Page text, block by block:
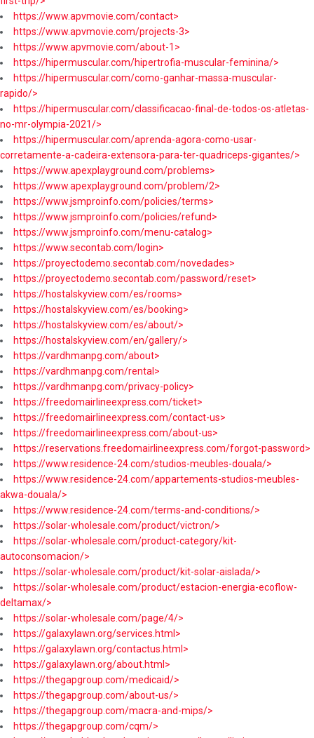
https://www.apvmovie.com/contact>
https://www.apvmovie.com/projects-3>
https://www.apvmovie.com/about-1>
https://hipermuscular.com/hipertrofia-muscular-feminina/>
https://hipermuscular.com/como-ganhar-massa-muscular-
rapido/>
https://hipermuscular.com/classificacao-final-de-todos-os-atletas-
no-mr-olympia-2021/>
https://hipermuscular.com/aprenda-agora-como-usar-
corretamente-a-cadeira-extensora-para-ter-quadriceps-gigantes/>
https://www.apexplayground.com/problems>
https://www.apexplayground.com/problem/2>
https://www.jsmproinfo.com/policies/terms>
https://www.jsmproinfo.com/policies/refund>
https://www.jsmproinfo.com/menu-catalog>
https://www.secontab.com/login>
https://proyectodemo.secontab.com/novedades>
https://proyectodemo.secontab.com/password/reset>
https://hostalskyview.com/es/rooms>
https://hostalskyview.com/es/booking>
https://hostalskyview.com/es/about/>
https://hostalskyview.com/en/gallery/>
https://vardhmanpg.com/about>
https://vardhmanpg.com/rental>
https://vardhmanpg.com/privacy-policy>
https://freedomairlineexpress.com/ticket>
https://freedomairlineexpress.com/contact-us>
https://freedomairlineexpress.com/about-us>
https://reservations.freedomairlineexpress.com/forgot-password>
https://www.residence-24.com/studios-meubles-douala/>
https://www.residence-24.com/appartements-studios-meubles-
akwa-douala/>
https://www.residence-24.com/terms-and-conditions/>
https://solar-wholesale.com/product/victron/>
https://solar-wholesale.com/product-category/kit-
autoconsomacion/>
https://solar-wholesale.com/product/kit-solar-aislada/>
https://solar-wholesale.com/product/estacion-energia-ecoflow-
deltamax/>
https://solar-wholesale.com/page/4/>
https://galaxylawn.org/services.html>
https://galaxylawn.org/contactus.html>
https://galaxylawn.org/about.html>
https://thegapgroup.com/medicaid/>
https://thegapgroup.com/about-us/>
https://thegapgroup.com/macra-and-mips/>
https://thegapgroup.com/cqm/>